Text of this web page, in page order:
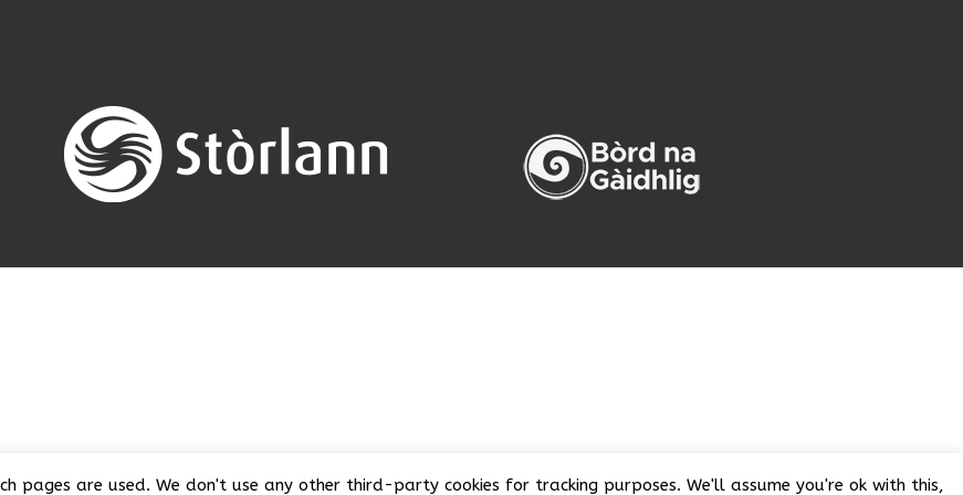
pages are used. We don't use any other third-party cookies for tracking purposes. We'll assume you're ok with this,